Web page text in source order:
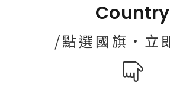
Country
/點選國旗·立